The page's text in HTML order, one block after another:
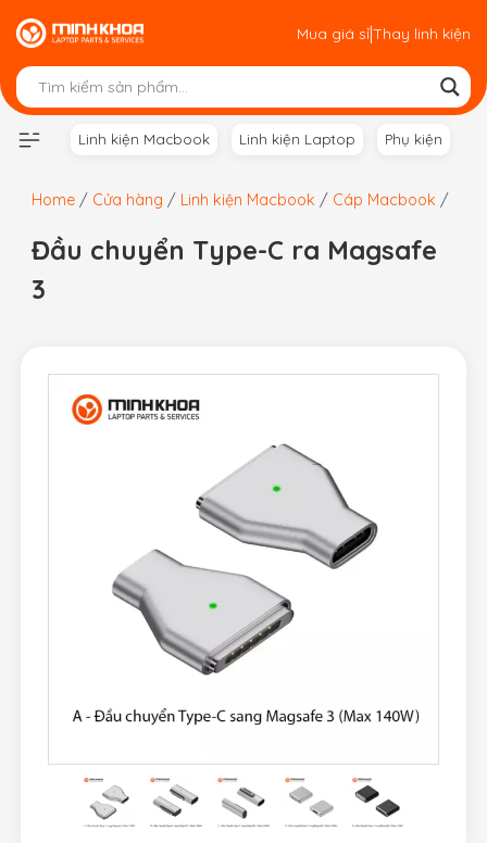
Skip
to
content
Mua giá sỉ|Thay linh kiện
Linh kiện Macbook Linh kiện Laptop Phụ kiện
Home / Cửa hàng / Linh kiện Macbook / Cáp Macbook /
Đầu chuyển Type-C ra Magsafe
3